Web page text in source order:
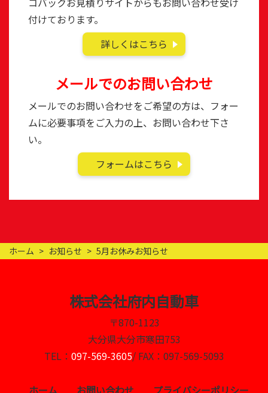
付けております。
詳しくはこちら
メールでのお問い合わせ
メールでのお問い合わせをご希望の方は、フォー
ムに必要事項をご入力の上、お問い合わせ下さ
い。
フォームはこちら
ホーム お知らせ 5月お休みお知らせ
株式会社府内自動車
〒870-1123
大分県大分市寒田753
TEL： 097-569-3605/ FAX：097-569-5093
ホーム お問い合わせ プライバシーポリシー